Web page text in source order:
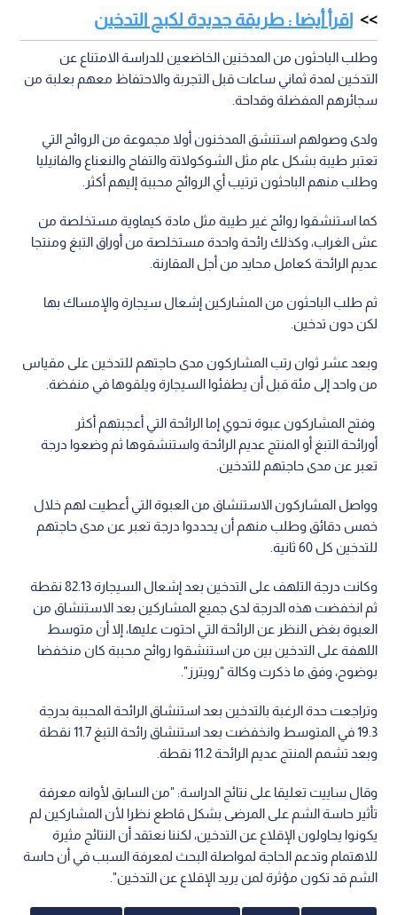
اقرأ أيضا : طريقة جديدة لكبح التدخين
وطلب الباحثون من المدخنين الخاضعين للدراسة الامتناع عن
التدخين لمدة ثماني ساعات قبل التجربة والاحتفاظ معهم بعلبة من
سجائرهم المفضلة وقداحة.
ولدى وصولهم استنشق المدخنون أولا مجموعة من الروائح التي
تعتبر طيبة بشكل عام مثل الشوكولاتة والتفاح والنعناع والفانيليا
وطلب منهم الباحثون ترتيب أي الروائح محببة إليهم أكثر.
كما استنشقوا روائح غير طيبة مثل مادة كيماوية مستخلصة من
عش الغراب، وكذلك رائحة واحدة مستخلصة من أوراق التبغ ومنتجا
عديم الرائحة كعامل محايد من أجل المقارنة.
ثم طلب الباحثون من المشاركين إشعال سيجارة والإمساك بها
لكن دون تدخين.
وبعد عشر ثوان رتب المشاركون مدى حاجتهم للتدخين على مقياس
من واحد إلى مئة قبل أن يطفئوا السيجارة ويلقوها في منفضة.
وفتح المشاركون عبوة تحوي إما الرائحة التي أعجبتهم أكثر
أورائحة التبغ أو المنتج عديم الرائحة واستنشقوها ثم وضعوا درجة
تعبر عن مدى حاجتهم للتدخين.
وواصل المشاركون الاستنشاق من العبوة التي أعطيت لهم خلال
خمس دقائق وطلب منهم أن يحددوا درجة تعبر عن مدى حاجتهم
للتدخين كل 60 ثانية.
وكانت درجة التلهف على التدخين بعد إشعال السيجارة 82.13 نقطة
ثم انخفضت هذه الدرجة لدى جميع المشاركين بعد الاستنشاق من
العبوة بغض النظر عن الرائحة التي احتوت عليها، إلا أن متوسط
اللهفة على التدخين بين من استنشقوا روائح محببة كان منخفضا
بوضوح، وفق ما ذكرت وكالة "رويترز".
وتراجعت حدة الرغبة بالتدخين بعد استنشاق الرائحة المحببة بدرجة
19.3 في المتوسط وانخفضت بعد استنشاق رائحة التبغ 11.7 نقطة
وبعد تشمم المنتج عديم الرائحة 11.2 نقطة.
وقال ساييت تعليقا على نتائج الدراسة: "من السابق لأوانه معرفة
تأثير حاسة الشم على المرضى بشكل قاطع نظرا لأن المشاركين لم
يكونوا يحاولون الإقلاع عن التدخين، لكننا نعتقد أن النتائج مثيرة
للاهتمام وتدعم الحاجة لمواصلة البحث لمعرفة السبب في أن حاسة
الشم قد تكون مؤثرة لمن يريد الإقلاع عن التدخين".